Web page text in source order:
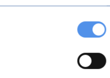
per fer i per visitar.
antics i vistes
transitats perquè, de
privilegi si ens ho
de la persona que vol